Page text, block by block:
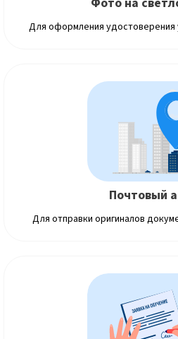
Для оформления удостоверения
Почтовый
Для отправки оригиналов